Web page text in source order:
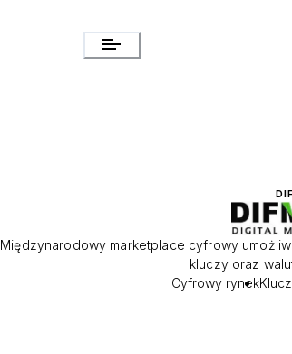
Międzynarodowy marketplace cyfrowy
kluczy oraz
Cyfrowy rynek